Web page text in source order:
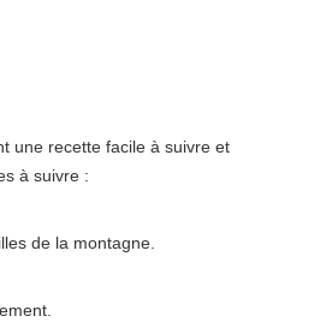
une recette facile à suivre et
à suivre :
de la montagne.